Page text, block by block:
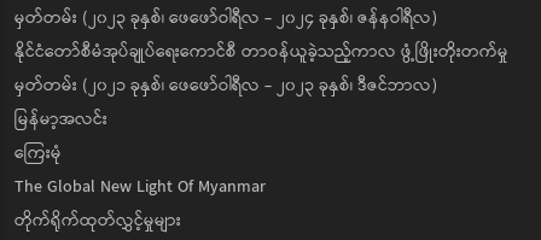
မှတ်တမ်း (၂၀၂၃ ခုနှစ်၊ ဖေဖော်ဝါရီလ - ၂၀၂၄ ခုနှစ်၊ ဇန်နဝါရီလ)
နိုင်ငံတော်စီမံအုပ်ချုပ်ရေးကောင်စီ တာဝန်ယူခဲ့သည့်ကာလ ဖွံ့ဖြိုးတိုးတက်မှု
မှတ်တမ်း (၂၀၂၁ ခုနှစ်၊ ဖေဖော်ဝါရီလ - ၂၀၂၃ ခုနှစ်၊ ဒီဇင်ဘာလ)
မြန်မာ့အလင်း
ကြေးမုံ
The Global New Light Of Myanmar
တိုက်ရိုက်ထုတ်လွှင့်မှုများ